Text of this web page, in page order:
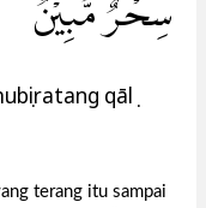
سِحْرٌ مُّبِيْنٌ ۚ
qālụ
terang itu sampai